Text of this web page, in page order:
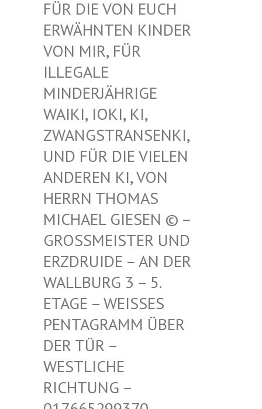
DIE VON EUCH ERWÄ
HNTEN KINDER VON
MIR, FÜR ILLE
GALE MIND
ERJÄHRIGE WAIK
I, IOKI, KI, ZWAN
GSTRANSENKI, UND
FÜR DIE VIELEN ANDE
REN KI, VON HERR
N THOMAS MICH
AEL GIESEN © – GROSS
MEISTER UND ERZDR
UIDE – AN DER WALLB
URG 3 – 5. ETAGE
– WEISSES PENTAG
RAMM ÜBER DER TÜ
R – WESTLI
CHE RICHTU
NG – 017665